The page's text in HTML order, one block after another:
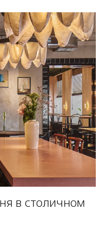
в столичном